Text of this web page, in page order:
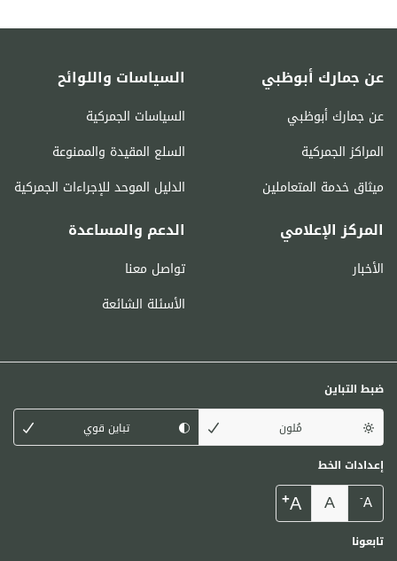
عن جمارك أبوظبي
عن جمارك أبوظبي
المراكز الجمركية
ميثاق خدمة المتعاملين
السياسات واللوائح
السياسات الجمركية
السلع المقيدة والممنوعة
الدليل الموحد للإجراءات الجمركية
المركز الإعلامي
الأخبار
الدعم والمساعدة
تواصل معنا
الأسئلة الشائعة
ضبط التباين
مُلون
تباين قوي
إعدادات الخط
A
-
A
A
+
تابعونا